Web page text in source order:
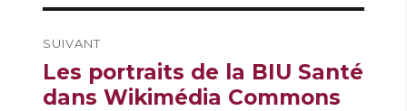
SUIVANT
Publication
suivante :
Les portraits de la BIU Santé
dans Wikimédia Commons